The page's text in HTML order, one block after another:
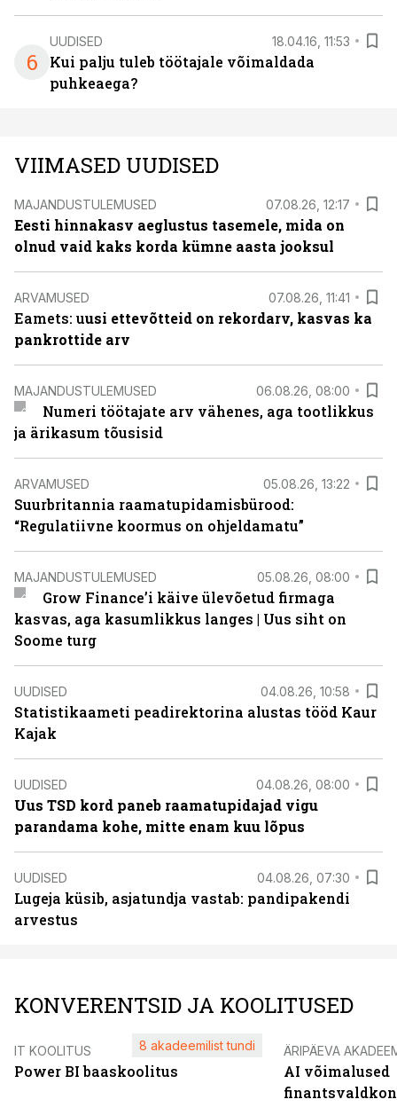
6
UUDISED 18.04.16, 11:53
Kui palju tuleb töötajale võimaldada
puhkeaega?
VIIMASED UUDISED
MAJANDUSTULEMUSED 07.08.26, 12:17
Eesti hinnakasv aeglustus tasemele, mida on
olnud vaid kaks korda kümne aasta jooksul
ARVAMUSED 07.08.26, 11:41
Eamets: uusi ettevõtteid on rekordarv, kasvas ka
pankrottide arv
MAJANDUSTULEMUSED 06.08.26, 08:00
Numeri töötajate arv vähenes, aga tootlikkus
ja ärikasum tõusisid
ARVAMUSED 05.08.26, 13:22
Suurbritannia raamatupidamisbürood:
“Regulatiivne koormus on ohjeldamatu”
MAJANDUSTULEMUSED 05.08.26, 08:00
Grow Finance’i käive ülevõetud firmaga
kasvas, aga kasumlikkus langes | Uus siht on
Soome turg
UUDISED 04.08.26, 10:58
Statistikaameti peadirektorina alustas tööd Kaur
Kajak
UUDISED 04.08.26, 08:00
Uus TSD kord paneb raamatupidajad vigu
parandama kohe, mitte enam kuu lõpus
UUDISED 04.08.26, 07:30
Lugeja küsib, asjatundja vastab: pandipakendi
arvestus
KONVERENTSID JA KOOLITUSED
IT KOOLITUS
Power BI baaskoolitus
8 akadeemilist tundi ÄRIPÄEVA
AI võimalused